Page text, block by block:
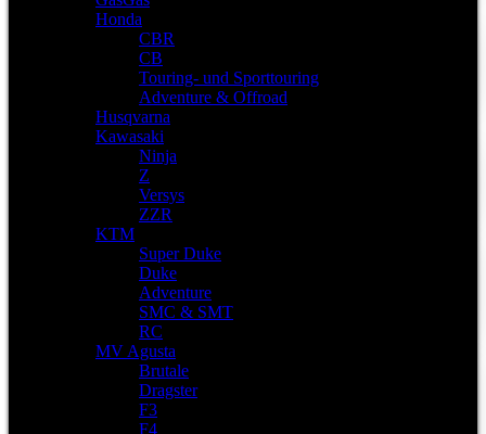
Honda
CBR
CB
Touring- und Sporttouring
Adventure & Offroad
Husqvarna
Kawasaki
Ninja
Z
Versys
ZZR
KTM
Super Duke
Duke
Adventure
SMC & SMT
RC
MV Agusta
Brutale
Dragster
F3
F4